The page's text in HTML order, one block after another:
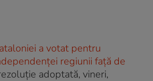
a votat pentru
regiunii față de
adoptată, vineri,